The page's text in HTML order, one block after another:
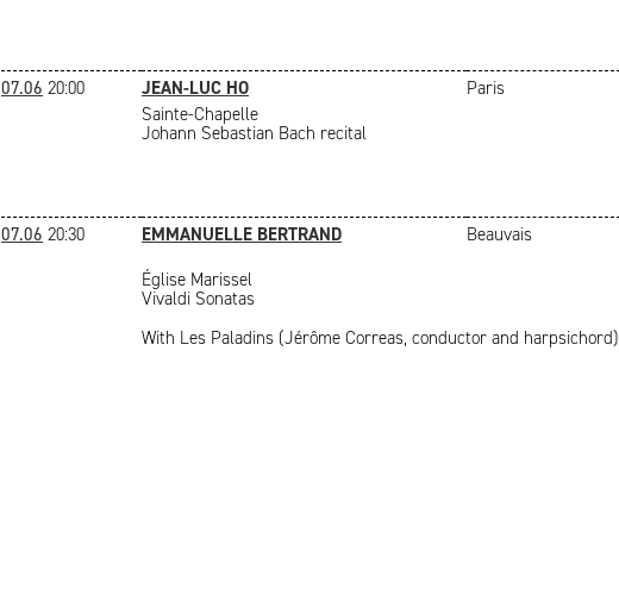
07.06 20:00 JEAN-LUC HO Paris
Sainte-Chapelle
Johann Sebastian Bach recital
07.06 20:30 EMMANUELLE BERTRAND Beauvais
Église Marissel
Vivaldi Sonatas
With Les Paladins (Jérôme Correas, conductor and harpsichord)